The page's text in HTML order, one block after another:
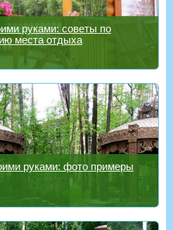
руками: советы по
места отдыха
руками: фото примеры